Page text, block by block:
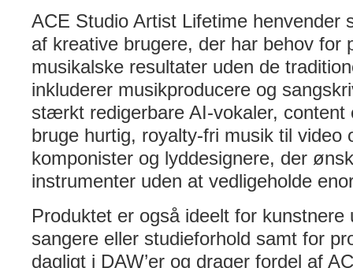
ACE Studio Artist Lifetime henvender
af kreative brugere, der har behov for
musikalske resultater uden de
inkluderer musikproducere og
stærkt redigerbare AI-vokaler, content
bruge hurtig, royalty-fri musik til video
komponister og lyddesignere, der
instrumenter uden at vedligeholde
Produktet er også ideelt for kunstnere
sangere eller studieforhold samt for
dagligt i DAW’er og drager fordel af